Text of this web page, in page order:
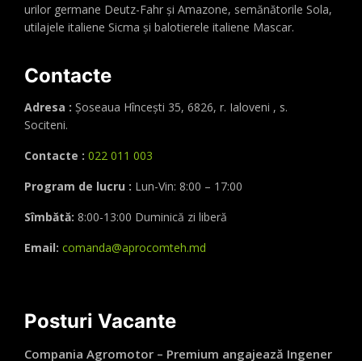
urilor germane Deutz-Fahr și Amazone, semănătorile Sola,
utilajele italiene Sicma și balotierele italiene Mascar.
Contacte
Adresa : Șoseaua Hînceşti 35, 6826, r. Ialoveni , s.
Sociteni.
Contacte : 022 011 003
Program de lucru : Lun-Vin: 8:00 – 17:00
Sîmbătă: 8:00-13:00 Duminică zi liberă
Email: comanda@aprocomteh.md
Posturi Vacante
Compania Agromotor – Premium angajează Ingener